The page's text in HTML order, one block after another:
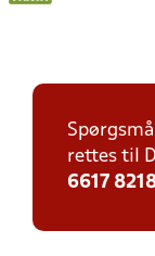
rettes til
6617